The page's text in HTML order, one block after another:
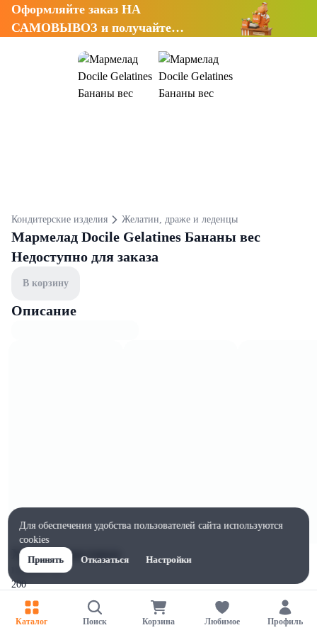
Оформляйте заказ НА
САМОВЫВОЗ и получайте
Кондитерские изделия Желатин, драже и леденцы
Мармелад Docile Gelatines Бананы вес
Недоступно для заказа
В корзину
Описание
Характеристики
Ширина, мм
200
Высота, мм
220
Каталог Поиск Корзина Любимое Профиль
Для обеспечения удобства пользователей сайта используются
cookies
Принять
Отказаться Настройки